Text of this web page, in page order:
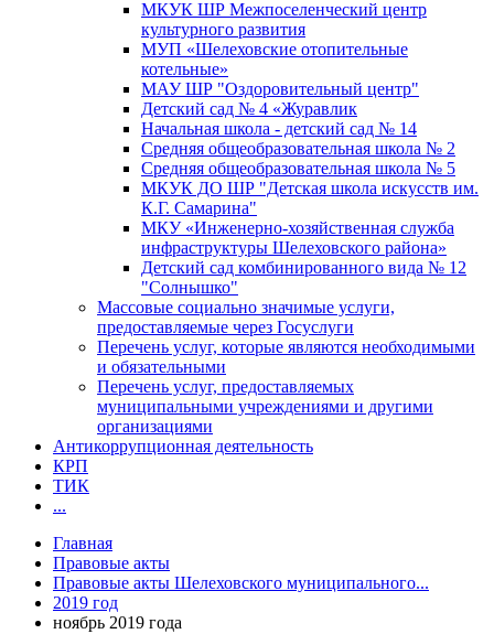
МКУК ШР Межпоселенческий центр
культурного развития
МУП «Шелеховские отопительные
котельные»
МАУ ШР "Оздоровительный центр"
Детский сад № 4 «Журавлик
Начальная школа - детский сад № 14
Средняя общеобразовательная школа № 2
Средняя общеобразовательная школа № 5
МКУК ДО ШР "Детская школа искусств им.
К.Г. Самарина"
МКУ «Инженерно-хозяйственная служба
инфраструктуры Шелеховского района»
Детский сад комбинированного вида № 12
"Солнышко"
Массовые социально значимые услуги,
предоставляемые через Госуслуги
Перечень услуг, которые являются необходимыми
и обязательными
Перечень услуг, предоставляемых
муниципальными учреждениями и другими
организациями
Антикоррупционная деятельность
КРП
ТИК
...
Главная
Правовые акты
Правовые акты Шелеховского муниципального...
2019 год
ноябрь 2019 года